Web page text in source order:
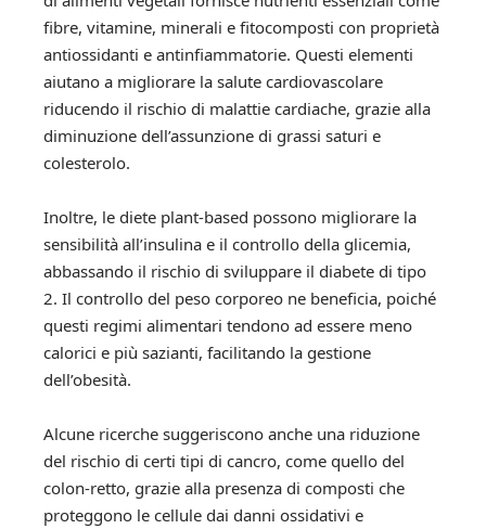
fibre, vitamine, minerali e fitocomposti con proprietà
antiossidanti e antinfiammatorie. Questi elementi
aiutano a migliorare la salute cardiovascolare
riducendo il rischio di malattie cardiache, grazie alla
diminuzione dell’assunzione di grassi saturi e
colesterolo.
Inoltre, le diete plant-based possono migliorare la
sensibilità all’insulina e il controllo della glicemia,
abbassando il rischio di sviluppare il diabete di tipo
2. Il controllo del peso corporeo ne beneficia, poiché
questi regimi alimentari tendono ad essere meno
calorici e più sazianti, facilitando la gestione
dell’obesità.
Alcune ricerche suggeriscono anche una riduzione
del rischio di certi tipi di cancro, come quello del
colon-retto, grazie alla presenza di composti che
proteggono le cellule dai danni ossidativi e